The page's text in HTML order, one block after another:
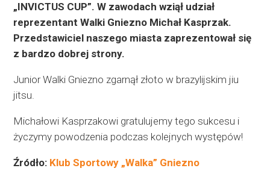
„INVICTUS CUP”.W zawodach wziął udział
reprezentant Walki Gniezno Michał Kasprzak.
Przedstawiciel naszego miasta zaprezentował się
z bardzo dobrej strony.
Junior Walki Gniezno zgarnął złoto w brazylijskim jiu
jitsu.
Michałowi Kasprzakowi gratulujemy tego sukcesu i
życzymy powodzenia podczas kolejnych występów!
Źródło: Klub Sportowy „Walka” Gniezno